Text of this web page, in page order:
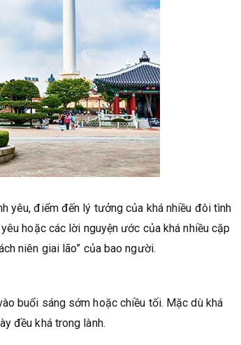
yêu, điểm đến lý tưởng của khá nhiều đôi tình
hoặc các lời nguyện ước của khá nhiều cặp
niên giai lão” của bao người.
buổi sáng sớm hoặc chiều tối. Mặc dù khá
đều khá trong lành.